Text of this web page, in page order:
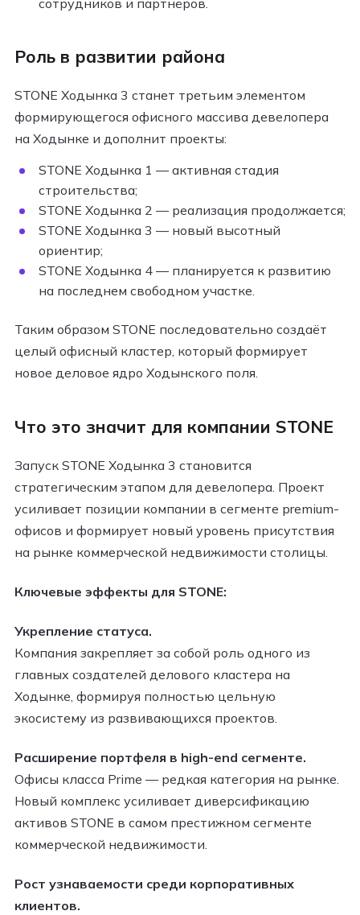
сотрудников и партнёров.
Роль в развитии района
STONE Ходынка 3 станет третьим элементом
формирующегося офисного массива девелопера
на Ходынке и дополнит проекты:
STONE Ходынка 1 — активная стадия
строительства;
STONE Ходынка 2 — реализация продолжается;
STONE Ходынка 3 — новый высотный
ориентир;
STONE Ходынка 4 — планируется к развитию
на последнем свободном участке.
Таким образом STONE последовательно создаёт
целый офисный кластер, который формирует
новое деловое ядро Ходынского поля.
Что это значит для компании STONE
Запуск STONE Ходынка 3 становится
стратегическим этапом для девелопера. Проект
усиливает позиции компании в сегменте premium-
офисов и формирует новый уровень присутствия
на рынке коммерческой недвижимости столицы.
Ключевые эффекты для STONE:
Укрепление статуса.
Компания закрепляет за собой роль одного из
главных создателей делового кластера на
Ходынке, формируя полностью цельную
экосистему из развивающихся проектов.
Расширение портфеля в high-end сегменте.
Офисы класса Prime — редкая категория на рынке.
Новый комплекс усиливает диверсификацию
активов STONE в самом престижном сегменте
коммерческой недвижимости.
Рост узнаваемости среди корпоративных
клиентов.